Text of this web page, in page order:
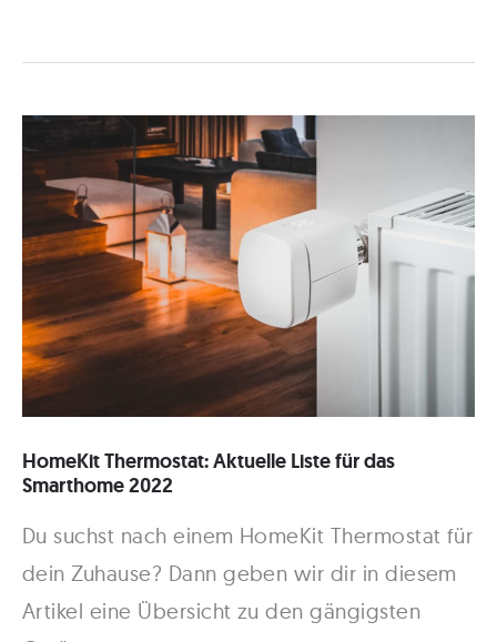
Vollständige
allen
Geräten!
HomeKit Thermostat: Aktuelle Liste für das
Smarthome 2022
Du suchst nach einem HomeKit Thermostat für
dein Zuhause? Dann geben wir dir in diesem
Artikel eine Übersicht zu den gängigsten